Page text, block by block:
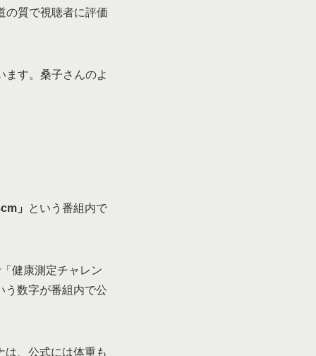
の質で視聴者に評価
ます。桑子さんのよ
」 という番組内で
健康測定チャレン
う数字が番組内で公
は、公式には体重も